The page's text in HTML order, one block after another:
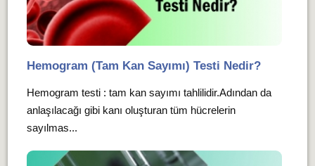
Hemogram (Tam Kan Sayımı) Testi Nedir?
Hemogram testi : tam kan sayımı tahlilidir.Adından da
anlaşılacağı gibi kanı oluşturan tüm hücrelerin
sayılmas...